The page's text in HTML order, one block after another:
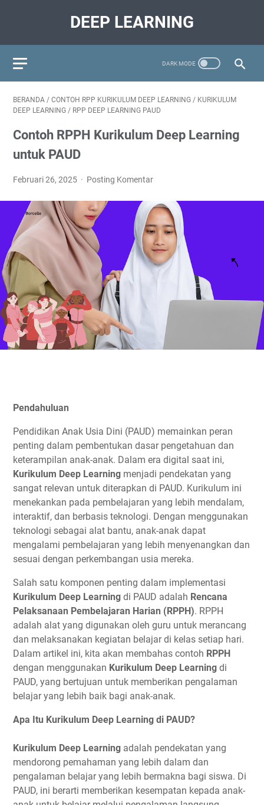
DEEP LEARNING
BERANDA / CONTOH RPP KURIKULUM DEEP LEARNING / KURIKULUM
DEEP LEARNING / RPP DEEP LEARNING PAUD
Contoh RPPH Kurikulum Deep Learning
untuk PAUD
Februari 26, 2025 Posting Komentar
Pendahuluan
Pendidikan Anak Usia Dini (PAUD) memainkan peran
penting dalam pembentukan dasar pengetahuan dan
keterampilan anak-anak. Dalam era digital saat ini,
Kurikulum Deep Learning menjadi pendekatan yang
sangat relevan untuk diterapkan di PAUD. Kurikulum ini
menekankan pada pembelajaran yang lebih mendalam,
interaktif, dan berbasis teknologi. Dengan menggunakan
teknologi sebagai alat bantu, anak-anak dapat
mengalami pembelajaran yang lebih menyenangkan dan
sesuai dengan perkembangan usia mereka.
Salah satu komponen penting dalam implementasi
Kurikulum Deep Learning di PAUD adalah Rencana
Pelaksanaan Pembelajaran Harian (RPPH). RPPH
adalah alat yang digunakan oleh guru untuk merancang
dan melaksanakan kegiatan belajar di kelas setiap hari.
Dalam artikel ini, kita akan membahas contoh RPPH
dengan menggunakan Kurikulum Deep Learning di
PAUD, yang bertujuan untuk memberikan pengalaman
belajar yang lebih baik bagi anak-anak.
Apa Itu Kurikulum Deep Learning di PAUD?
Kurikulum Deep Learning adalah pendekatan yang
mendorong pemahaman yang lebih dalam dan
pengalaman belajar yang lebih bermakna bagi siswa. Di
PAUD, ini berarti memberikan kesempatan kepada anak-